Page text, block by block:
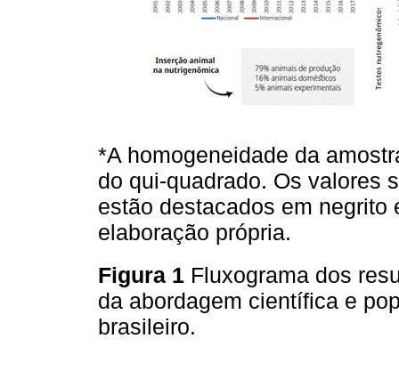
*A homogeneidade da
do qui-quadrado. Os valores
estão destacados em
elaboração própria.
Figura 1 Fluxograma dos
da abordagem científica e
brasileiro.